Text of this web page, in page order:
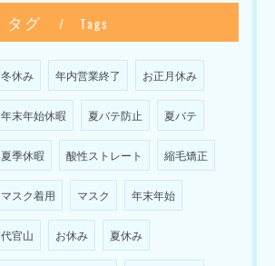
タグ Tags
冬休み 年内営業終了 お正月休み
年末年始休暇 夏バテ防止 夏バテ
夏季休暇 酸性ストレート 縮毛矯正
マスク着用 マスク 年末年始
代官山 お休み 夏休み